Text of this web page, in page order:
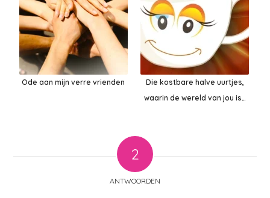
Ode aan mijn verre vrienden
Die kostbare halve uurtjes,
waarin de wereld van jou is…
2
ANTWOORDEN